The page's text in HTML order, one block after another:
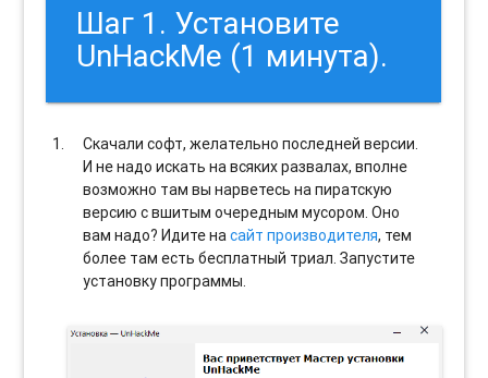
Шаг 1. Установите
UnHackMe (1 минута).
Скачали софт, желательно последней версии.
И не надо искать на всяких развалах, вполне
возможно там вы нарветесь на пиратскую
версию с вшитым очередным мусором. Оно
вам надо? Идите насайт производителя, тем
более там есть бесплатный триал. Запустите
установку программы.